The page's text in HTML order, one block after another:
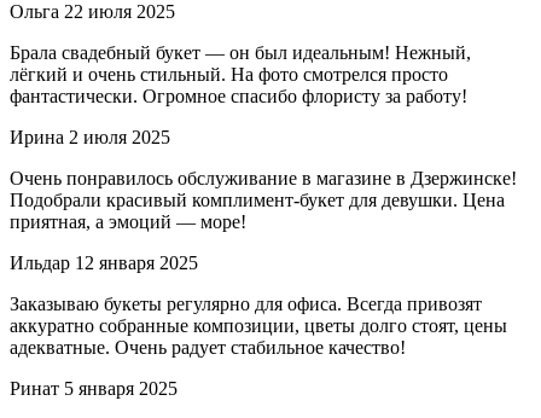
Ольга 22 июля 2025
Брала свадебный букет — он был идеальным! Нежный,
лёгкий и очень стильный. На фото смотрелся просто
фантастически. Огромное спасибо флористу за работу!
Ирина 2 июля 2025
Очень понравилось обслуживание в магазине в Дзержинске!
Подобрали красивый комплимент-букет для девушки. Цена
приятная, а эмоций — море!
Ильдар 12 января 2025
Заказываю букеты регулярно для офиса. Всегда привозят
аккуратно собранные композиции, цветы долго стоят, цены
адекватные. Очень радует стабильное качество!
Ринат 5 января 2025